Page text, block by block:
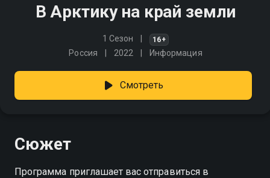
В Арктику на край земли
1 Сезон 16+
Россия 2022 Информация
Смотреть
Сюжет
Программа приглашает вас отправиться в